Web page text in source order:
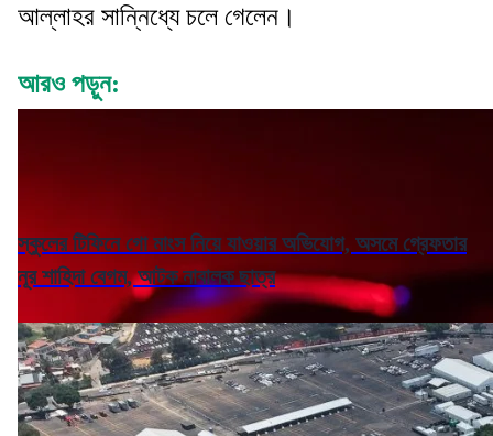
আল্লাহর সান্নিধ্যে চলে গেলেন।
আরও পড়ুন:
স্কুলের টিফিনে গো মাংস নিয়ে যাওয়ার অভিযোগ, অসমে গ্রেফতার
নূর শাহিদা বেগম, আটক নাবালক ছাত্র